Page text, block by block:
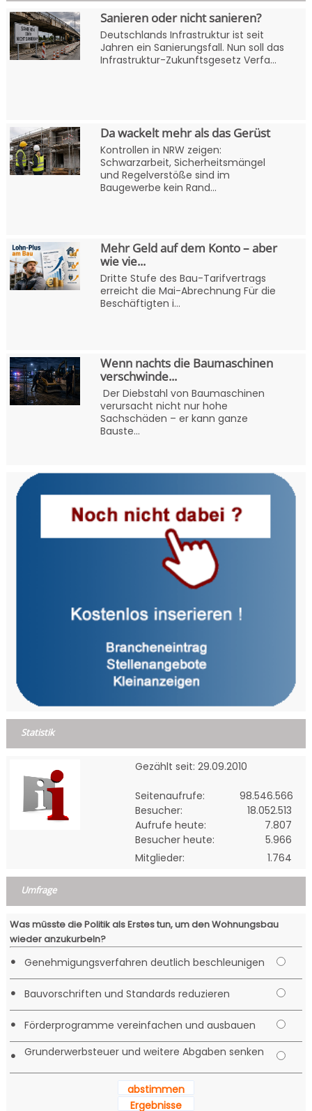
Sanieren oder nicht sanieren?
Deutschlands Infrastruktur ist seit
Jahren ein Sanierungsfall. Nun soll das
Infrastruktur-Zukunftsgesetz Verfa...
Da wackelt mehr als das Gerüst
Kontrollen in NRW zeigen:
Schwarzarbeit, Sicherheitsmängel
und Regelverstöße sind im
Baugewerbe kein Rand...
Mehr Geld auf dem Konto – aber
wie vie...
Dritte Stufe des Bau-Tarifvertrags
erreicht die Mai-Abrechnung Für die
Beschäftigten i...
Wenn nachts die Baumaschinen
verschwinde...
Der Diebstahl von Baumaschinen
verursacht nicht nur hohe
Sachschäden – er kann ganze
Bauste...
Statistik
Gezählt seit: 29.09.2010
Seitenaufrufe:
98.546.566
Besucher:
18.052.513
Aufrufe heute:
7.807
Besucher heute:
5.966
Mitglieder:
1.764
Umfrage
Was müsste die Politik als Erstes tun, um den Wohnungsbau
wieder anzukurbeln?
• Genehmigungsverfahren deutlich beschleunigen
• Bauvorschriften und Standards reduzieren
• Förderprogramme vereinfachen und ausbauen
• Grunderwerbsteuer und weitere Abgaben senken
abstimmen
Ergebnisse